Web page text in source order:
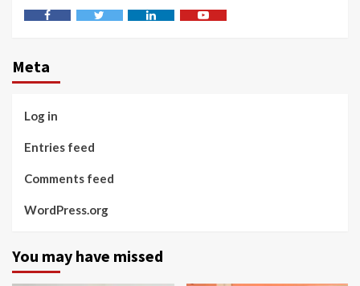
Meta
Log in
Entries feed
Comments feed
WordPress.org
You may have missed